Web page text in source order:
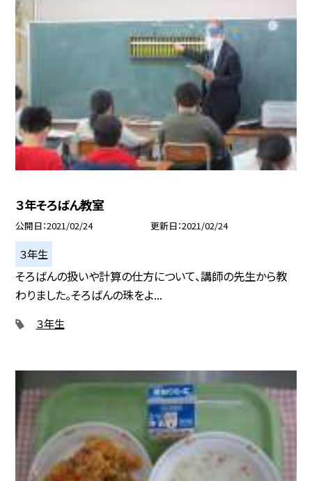
３年そろばん教室
公開日 2021/02/24 更新日 2021/02/24
３年生
そろばんの扱いや計算の仕方について、講師の先生から教
わりました。そろばんの珠をよ...
３年生